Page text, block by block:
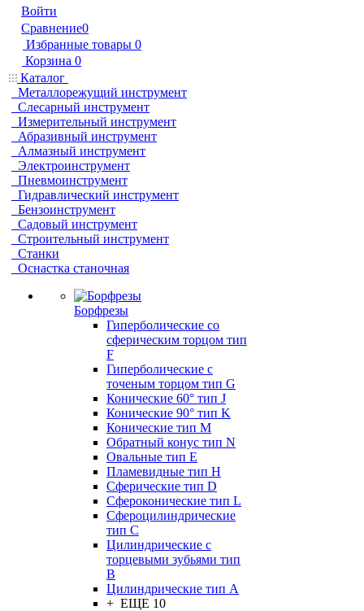
Войти
Сравнение0
Избранные товары 0
Корзина 0
Каталог
Металлорежущий инструмент
Слесарный инструмент
Измерительный инструмент
Абразивный инструмент
Алмазный инструмент
Электроинструмент
Пневмоинструмент
Гидравлический инструмент
Бензоинструмент
Садовый инструмент
Строительный инструмент
Станки
Оснастка станочная
Борфрезы
Гиперболические cо
сферическим торцом тип
F
Гиперболические с
точеным торцом тип G
Конические 60° тип J
Конические 90° тип K
Конические тип M
Обратный конус тип N
Овальные тип E
Пламевидные тип H
Сферические тип D
Сфероконические тип L
Сфероцилиндрические
тип C
Цилиндрические с
торцевыми зубьями тип
B
Цилиндрические тип А
+ ЕЩЕ 10